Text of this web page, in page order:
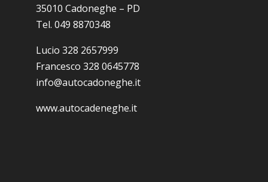
35010 Cadoneghe – PD
Tel. 049 8870348
Lucio 328 2657999
Francesco 328 0645778
info@autocadoneghe.it
www.autocadeneghe.it